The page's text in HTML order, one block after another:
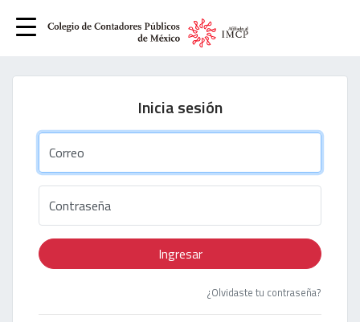
Inicia sesión
Correo
Contraseña
Ingresar
¿Olvidaste tu contraseña?